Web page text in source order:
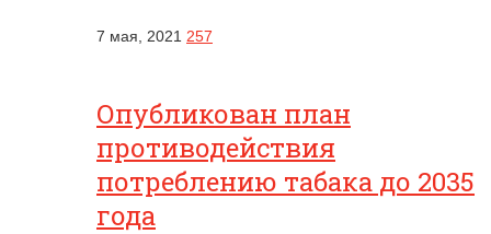
7 мая, 2021 257
Опубликован план
противодействия
потреблению табака до 2035
года